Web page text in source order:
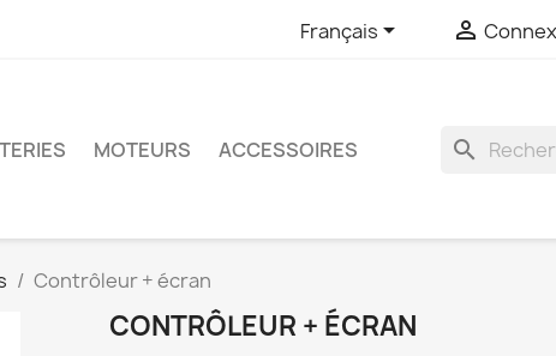
Français 
MOTEURS ACCESSOIRES search
Contrôleur + écran
CONTRÔLEUR + ÉCRAN